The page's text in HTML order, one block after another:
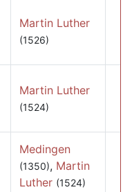
Martin Luther
(1526)
Martin Luther
(1524)
Medingen
(1350), Martin
Luther (1524)